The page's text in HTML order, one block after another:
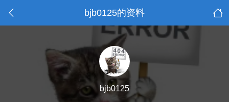
bjb0125的资料
bjb0125